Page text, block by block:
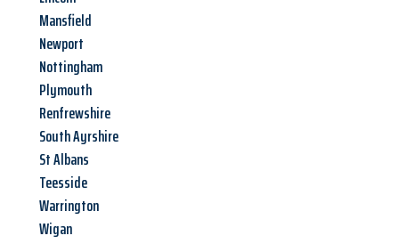
Mansfield
Newport
Nottingham
Plymouth
Renfrewshire
South Ayrshire
St Albans
Teesside
Warrington
Wigan